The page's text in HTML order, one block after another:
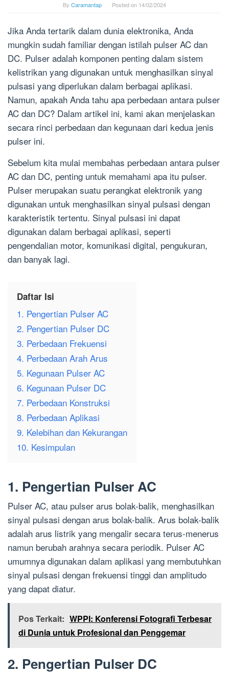
By Caramantap Posted on 14/02/2024
Jika Anda tertarik dalam dunia elektronika, Anda
mungkin sudah familiar dengan istilah pulser AC dan
DC. Pulser adalah komponen penting dalam sistem
kelistrikan yang digunakan untuk menghasilkan sinyal
pulsasi yang diperlukan dalam berbagai aplikasi.
Namun, apakah Anda tahu apa perbedaan antara pulser
AC dan DC? Dalam artikel ini, kami akan menjelaskan
secara rinci perbedaan dan kegunaan dari kedua jenis
pulser ini.
Sebelum kita mulai membahas perbedaan antara pulser
AC dan DC, penting untuk memahami apa itu pulser.
Pulser merupakan suatu perangkat elektronik yang
digunakan untuk menghasilkan sinyal pulsasi dengan
karakteristik tertentu. Sinyal pulsasi ini dapat
digunakan dalam berbagai aplikasi, seperti
pengendalian motor, komunikasi digital, pengukuran,
dan banyak lagi.
Daftar Isi
1. Pengertian Pulser AC
2. Pengertian Pulser DC
3. Perbedaan Frekuensi
4. Perbedaan Arah Arus
5. Kegunaan Pulser AC
6. Kegunaan Pulser DC
7. Perbedaan Konstruksi
8. Perbedaan Aplikasi
9. Kelebihan dan Kekurangan
10. Kesimpulan
1. Pengertian Pulser AC
Pulser AC, atau pulser arus bolak-balik, menghasilkan
sinyal pulsasi dengan arus bolak-balik. Arus bolak-balik
adalah arus listrik yang mengalir secara terus-menerus
namun berubah arahnya secara periodik. Pulser AC
umumnya digunakan dalam aplikasi yang membutuhkan
sinyal pulsasi dengan frekuensi tinggi dan amplitudo
yang dapat diatur.
Pos Terkait: WPPI: Konferensi Fotografi Terbesar
di Dunia untuk Profesional dan Penggemar
2. Pengertian Pulser DC